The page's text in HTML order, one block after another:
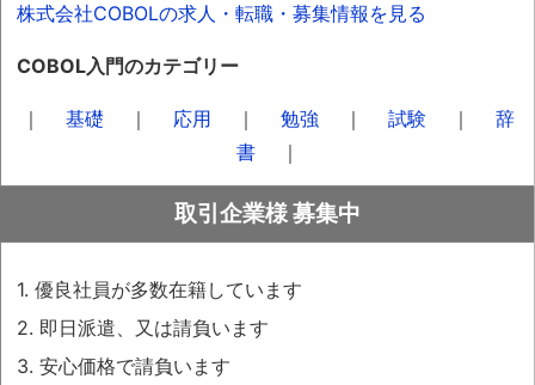
株式会社COBOLの求人・転職・募集情報を見る
COBOL入門のカテゴリー
｜ 基礎 ｜ 応用 ｜ 勉強 ｜ 試験 ｜ 辞
書｜
取引企業様 募集中
1. 優良社員が多数在籍しています
2. 即日派遣、又は請負います
3. 安心価格で請負います